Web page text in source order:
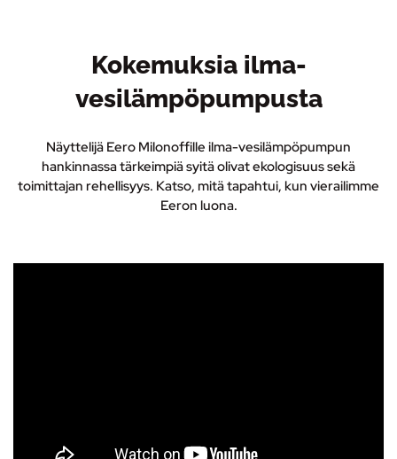
Kokemuksia ilma-
vesilämpöpumpusta
Näyttelijä Eero Milonoffille ilma-vesilämpöpumpun
hankinnassa tärkeimpiä syitä olivat ekologisuus sekä
toimittajan rehellisyys. Katso, mitä tapahtui, kun vierailimme
Eeron luona.